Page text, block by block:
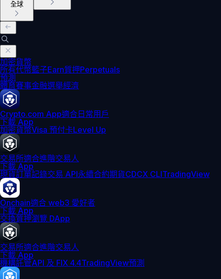
全球
加密貨幣
所有代幣籃子Earn質押Perpetuals
預測
體育賽事金融選舉經濟
Crypto.com App適合日常用戶
下載 App
加密貨幣Visa 預付卡Level Up
交易所適合進階交易人
下載 App
現貨訂單記錄交易 API永續合約期貨CDCX CLITradingView
Onchain適合 web3 愛好者
下載 App
交換質押瀏覽 DApp
交易所適合進階交易人
下載 App
機構託管API 及 FIX 4.4TradingView預測